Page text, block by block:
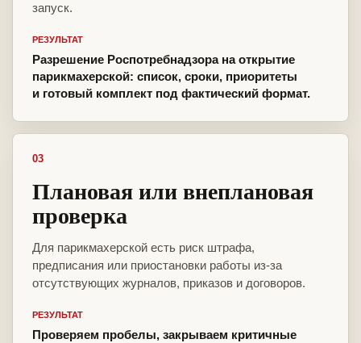
запуск.
РЕЗУЛЬТАТ
Разрешение Роспотребнадзора на открытие
парикмахерской: список, сроки, приоритеты
и готовый комплект под фактический формат.
03
Плановая или внеплановая
проверка
Для парикмахерской есть риск штрафа,
предписания или приостановки работы из-за
отсутствующих журналов, приказов и договоров.
РЕЗУЛЬТАТ
Проверяем пробелы, закрываем критичные